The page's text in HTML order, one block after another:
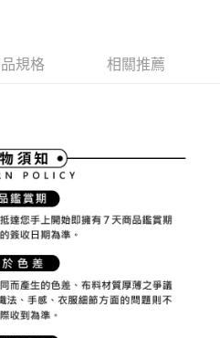
公司」（以下簡稱本公司）所提供，讓
品或服務，並由商店將買賣／分期付款
用本公司帳單繳交帳款。
」之契約關係目的，商店將以您的個人
予台灣大哥大進項蒐集、處理及利用，
資料之確認、核對及更正。
付」後，將跳轉至「AFTEE先享後付」
刻繳費，但若您需要取消訂單，請聯絡
之訂單仍視為有效，需透過AFTEE先享
付 」之結帳頁面顯示為準，若有關於
等相關疑問，請聯繫「AFTEE先享後付
support/home
供之「AFTEE先享後付」服務完成之交
人資料，並將交易相關給付款項請求債
規格 相關推薦